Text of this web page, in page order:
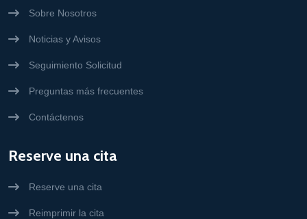
Sobre Nosotros
Noticias y Avisos
Seguimiento Solicitud
Preguntas más frecuentes
Contáctenos
Reserve una cita
Reserve una cita
Reimprimir la cita